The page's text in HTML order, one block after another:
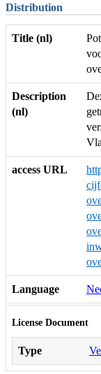
Distribution
Title (nl)
Description
(nl)
access URL
Language
License Document
Type